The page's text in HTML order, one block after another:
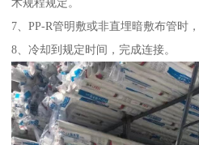
术规程规定。
7、PP-R管明敷或非直埋暗敷布管时
8、冷却到规定时间，完成连接。